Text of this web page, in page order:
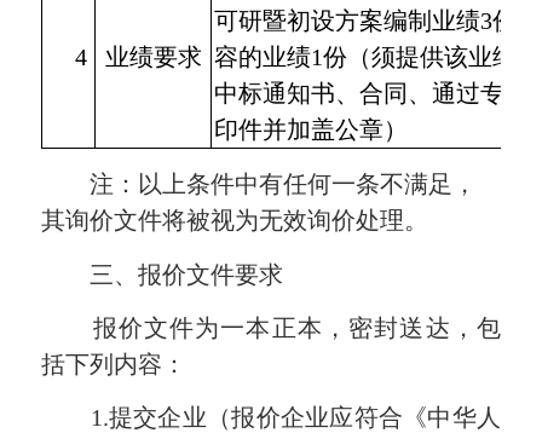
4 业绩要求
可研暨初设方案编制业绩3份
容的业绩1份（须提供该业绩
中标通知书、合同、通过专家
印件并加盖公章）
注：以上条件中有任何一条不满足，
其询价文件将被视为无效询价处理。
三、报价文件要求
报价文件为一本正本，密封送达，包
括下列内容：
1.提交企业（报价企业应符合《中华人